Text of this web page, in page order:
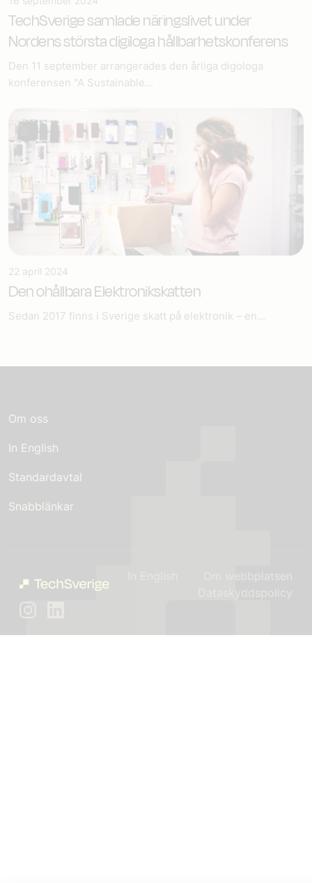
TechSverige samlade näringslivet under
Nordens största digiloga hållbarhetskonferens
Den 11 september arrangerades den årliga digologa
konferensen "A Sustainable...
22 april 2024
Den ohållbara Elektronikskatten
Sedan 2017 finns i Sverige skatt på elektronik – en...
Om oss
In English
Standardavtal
Snabblänkar
Om webbplatsen
Dataskyddspolicy